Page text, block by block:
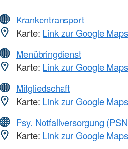
Krankentransport
Karte: Link zur Google
Menübringdienst
Karte: Link zur Google
Mitgliedschaft
Karte: Link zur Google
Psy. Notfallversorgung
Karte: Link zur Google